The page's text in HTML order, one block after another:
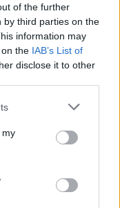
of the further
by third parties on the
information may
the IAB’s List of
disclose it to other
my
μέσος παραμένει
της Γκάνας
Κροατία, τα
εδάφους.
στο
συνεχιστεί το